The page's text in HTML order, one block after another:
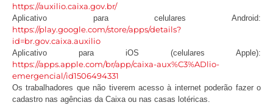
https://auxilio.caixa.gov.br/
Aplicativo para celulares Android:
https://play.google.com/store/apps/details?
id=br.gov.caixa.auxilio
Aplicativo para iOS (celulares Apple):
https://apps.apple.com/br/app/caixa-aux%C3%ADlio-
emergencial/id1506494331
Os trabalhadores que não tiverem acesso à internet poderão fazer o
cadastro nas agências da Caixa ou nas casas lotéricas.